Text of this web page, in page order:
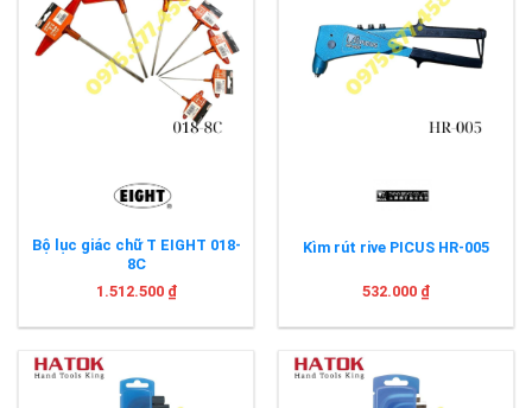
Bộ lục giác chữ T EIGHT 018-
8C
1.512.500 ₫
Kìm rút rive PICUS HR-005
532.000 ₫